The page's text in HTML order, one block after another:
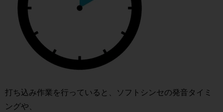
打ち込み作業を行っていると、ソフトシンセの発音タイミ
ングや、